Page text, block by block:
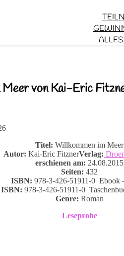
Meer von Kai-Eric
Titel: Willkommen im Meer
Autor: Kai-Eric FitznerVerlag:
erschienen am: 24.08.2015
Seiten: 432
ISBN: 978-3-426-51911-0 Ebook
ISBN: 978-3-426-51911-0
Genre: Roman
Leseprobe